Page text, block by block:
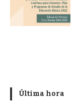
Última hora